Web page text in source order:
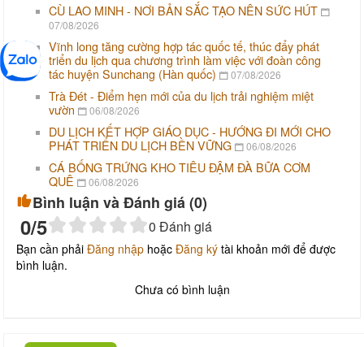
CÙ LAO MINH - NƠI BẢN SẮC TẠO NÊN SỨC HÚT
07/08/2026
Vĩnh long tăng cường hợp tác quốc tế, thúc đẩy phát
triển du lịch qua chương trình làm việc với đoàn công
tác huyện Sunchang (Hàn quốc)
07/08/2026
Trà Đét - Điểm hẹn mới của du lịch trải nghiệm miệt
vườn
06/08/2026
DU LỊCH KẾT HỢP GIÁO DỤC - HƯỚNG ĐI MỚI CHO
PHÁT TRIỂN DU LỊCH BỀN VỮNG
06/08/2026
CÁ BỐNG TRỨNG KHO TIÊU ĐẬM ĐÀ BỮA CƠM
QUÊ
06/08/2026
Bình luận và Đánh giá (0)
0/5 0 Đánh giá
Bạn cần phải Đăng nhập hoặc Đăng ký tài khoản mới để được
bình luận.
Chưa có bình luận